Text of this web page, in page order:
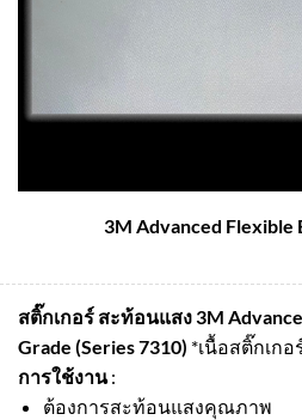
3M Advanced Flexible
สติ๊กเกอร์ สะท้อนแสง 3M
Grade (Series 7310) *เนื้อสติ๊กเก
การใช้งาน:
ต้องการสะท้อนแสงคุณภาพ